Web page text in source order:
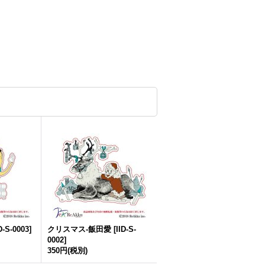
S-0003] クリスマス-飯田愛 [IID-S-
0002]
350円(税別)